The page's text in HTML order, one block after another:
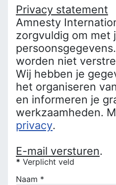
Privacy statement
Amnesty
zorgvuldig om met
worden niet
Wij hebben je
het organiseren
en informeren je
werkzaamheden.
privacy.
E-mail versturen.
* Verplicht veld
Naam *